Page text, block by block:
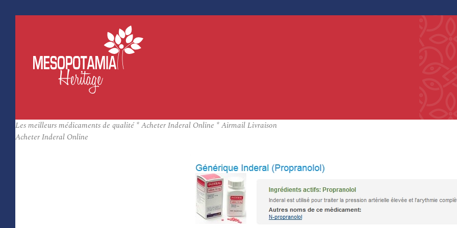
Les meilleurs médicaments de qualité * Acheter Inderal Online * Airmail Livraison
Acheter Inderal Online